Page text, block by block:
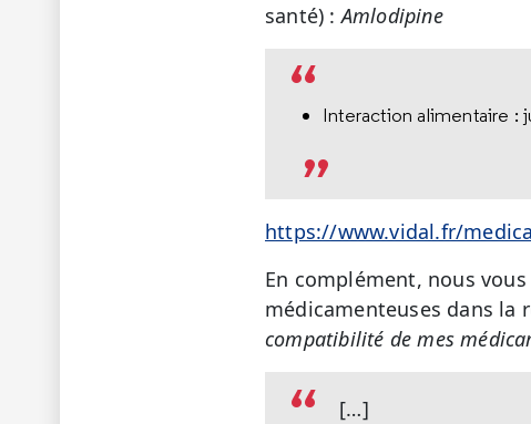
santé) :Amlodipine
Interaction alimentaire :
https://www.vidal.fr/
En complément, nous
médicamenteuses dans la
compatibilité de mes
[…]